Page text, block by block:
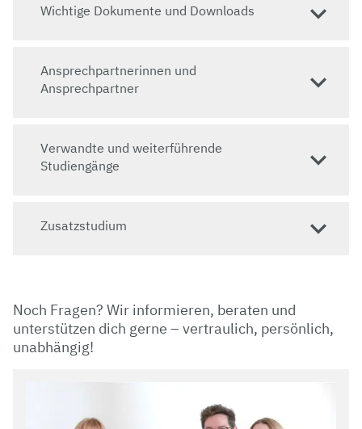
Wichtige Dokumente und Downloads
Ansprechpartnerinnen und
Ansprechpartner
Verwandte und weiterführende
Studiengänge
Zusatzstudium
Noch Fragen? Wir informieren, beraten und
unterstützen dich gerne – vertraulich, persönlich,
unabhängig!